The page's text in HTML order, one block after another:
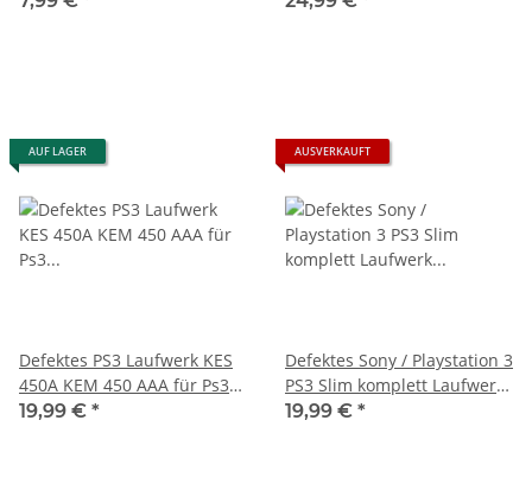
AUF LAGER
Defektes PS3 Laufwerk KES
450A KEM 450 AAA für Ps3
Slim Konsolen ohne Platine -
19,99 € *
AUSVERKAUFT
Defektes Sony / Playstation 3
PS3 Slim komplett Laufwerk
Laser KEM-450EAA 450EAA
19,99 € *